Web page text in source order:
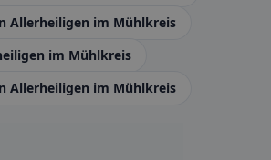
Allerheiligen im Mühlkreis
im Mühlkreis
Allerheiligen im Mühlkreis